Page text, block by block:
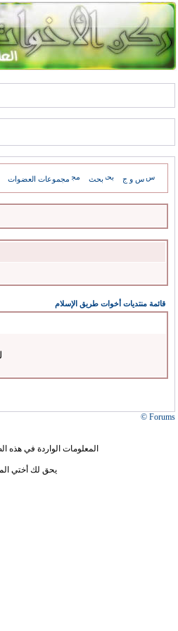
س و ج بحث مجموعات العضوات
قائمة منتديات أخوات طريق الإسلام
Forums ©
المعلومات الواردة في هذه
يحق لك أختي